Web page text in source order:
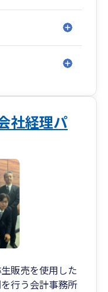
点での体制構築
はなく、中小企
の導入支援から
でシームレス
します。
連携による出口
続に向けた設計
社経理パ
販売を使用した
行う会計事務所